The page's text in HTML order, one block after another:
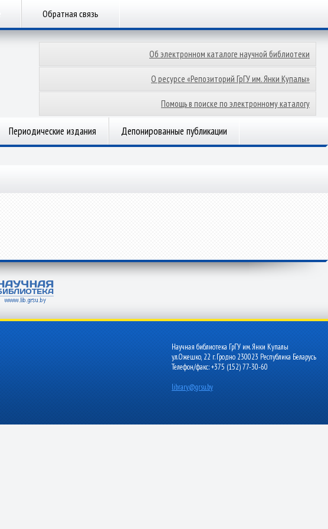
Обратная связь
Об электронном каталоге научной библиотеки
О ресурсе «Репозиторий ГрГУ им. Янки Купалы»
Помощь в поиске по электронному каталогу
Периодические издания Депонированные публикации
Научная библиотека ГрГУ им. Янки Купалы
ул.Ожешко, 22 г. Гродно 230023 Республика Беларусь
Телефон/факс: +375 (152) 77-30-60
library@grsu.by